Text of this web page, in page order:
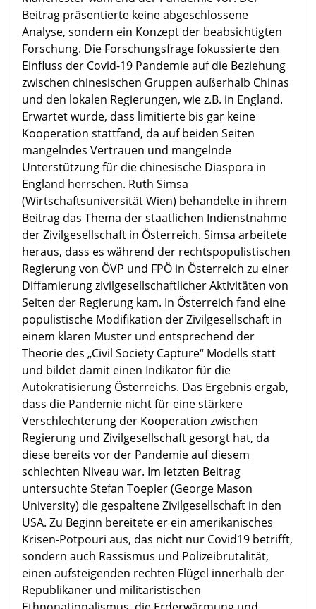
Beitrag präsentierte keine abgeschlossene
Analyse, sondern ein Konzept der beabsichtigten
Forschung. Die Forschungsfrage fokussierte den
Einfluss der Covid-19 Pandemie auf die Beziehung
zwischen chinesischen Gruppen außerhalb Chinas
und den lokalen Regierungen, wie z.B. in England.
Erwartet wurde, dass limitierte bis gar keine
Kooperation stattfand, da auf beiden Seiten
mangelndes Vertrauen und mangelnde
Unterstützung für die chinesische Diaspora in
England herrschen. Ruth Simsa
(Wirtschaftsuniversität Wien) behandelte in ihrem
Beitrag das Thema der staatlichen Indienstnahme
der Zivilgesellschaft in Österreich. Simsa arbeitete
heraus, dass es während der rechtspopulistischen
Regierung von ÖVP und FPÖ in Österreich zu einer
Diffamierung zivilgesellschaftlicher Aktivitäten von
Seiten der Regierung kam. In Österreich fand eine
populistische Modifikation der Zivilgesellschaft in
einem klaren Muster und entsprechend der
Theorie des „Civil Society Capture“ Modells statt
und bildet damit einen Indikator für die
Autokratisierung Österreichs. Das Ergebnis ergab,
dass die Pandemie nicht für eine stärkere
Verschlechterung der Kooperation zwischen
Regierung und Zivilgesellschaft gesorgt hat, da
diese bereits vor der Pandemie auf diesem
schlechten Niveau war. Im letzten Beitrag
untersuchte Stefan Toepler (George Mason
University) die gespaltene Zivilgesellschaft in den
USA. Zu Beginn bereitete er ein amerikanisches
Krisen-Potpouri aus, das nicht nur Covid19 betrifft,
sondern auch Rassismus und Polizeibrutalität,
einen aufsteigenden rechten Flügel innerhalb der
Republikaner und militaristischen